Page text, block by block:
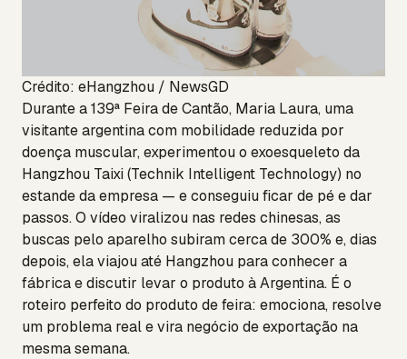
Crédito: eHangzhou / NewsGD
Durante a 139ª Feira de Cantão, Maria Laura, uma
visitante argentina com mobilidade reduzida por
doença muscular, experimentou o exoesqueleto da
Hangzhou Taixi (Technik Intelligent Technology) no
estande da empresa — e conseguiu ficar de pé e dar
passos. O vídeo viralizou nas redes chinesas, as
buscas pelo aparelho subiram cerca de 300% e, dias
depois, ela viajou até Hangzhou para conhecer a
fábrica e discutir levar o produto à Argentina. É o
roteiro perfeito do produto de feira: emociona, resolve
um problema real e vira negócio de exportação na
mesma semana.